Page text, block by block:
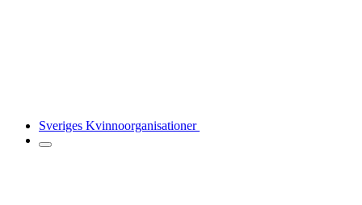
Sveriges Kvinnoorganisationer